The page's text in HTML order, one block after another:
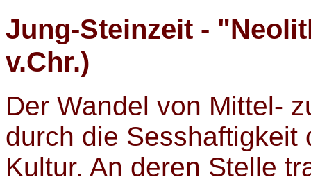
Jung-Steinzeit -
v.Chr.)
Der Wandel von Mittel-
durch die Sesshaftigkeit
Kultur. An deren Stelle